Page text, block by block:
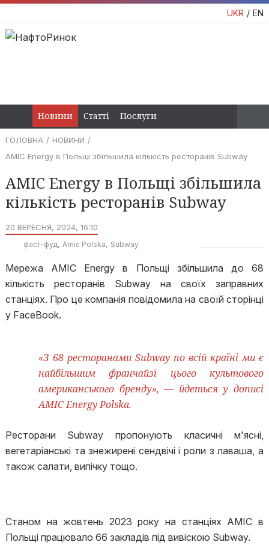
UKR EN
Новини Статті Послуги
ГОЛОВНА
НОВИНИ
AMIC Energy в Польщі збільшила кількість ресторанів Subway
AMIC Energy в Польщі збільшила
кількість ресторанів Subway
20 ВЕРЕСНЯ, 2024, 16:10
фаст-фуд Amic Polska Subway
Мережа AMIC Energy в Польщі збільшила до 68
кількість ресторанів Subway на своїх заправних
станціях. Про це компанія повідомила на своїй сторінці
у FaceBook.
«З 68 ресторанами Subway по всій країні ми є
найбільшим франчайзі цього культового
американського бренду», — йдеться у дописі
AMIC Energy Polska.
Ресторани Subway пропонують класичні м'ясні,
вегетаріанські та знежирені сендвічі і роли з лаваша, а
також салати, випічку тощо.
Станом на жовтень 2023 року на станціях AMIC в
Польщі працювало 66 закладів під вивіскою Subway.